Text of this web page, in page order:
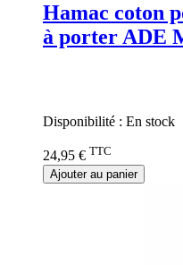
Hamac coton
à porter ADE
Disponibilité : En stock
24,95 € TTC
Ajouter au panier